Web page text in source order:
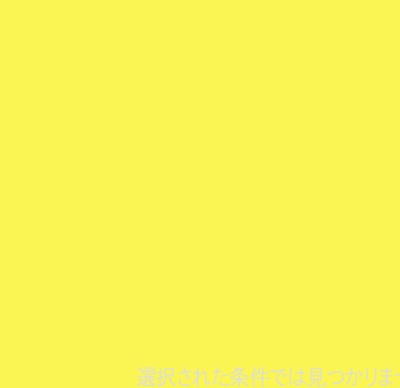
選択された条件では見つかりま